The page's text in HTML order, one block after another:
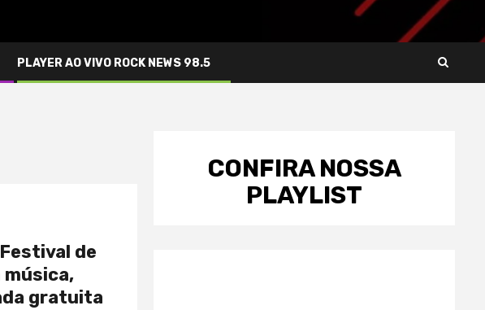
PLAYER AO VIVO ROCK NEWS 98.5
de
música,
gratuita
CONFIRA NOSSA
PLAYLIST